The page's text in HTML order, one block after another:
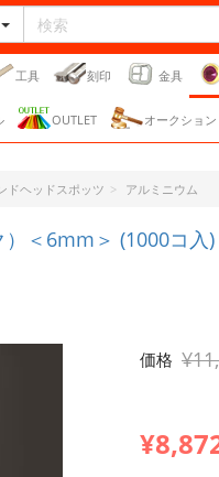
工具 刻印 金具
OUTLET オークション
ドヘッドスポッツ アルミニウム
＜6mm＞ (1000コ入)
価格